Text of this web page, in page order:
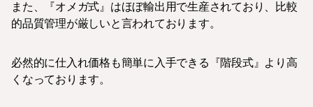
また、『オメガ式』はほぼ輸出用で生産されており、比較
的品質管理が厳しいと言われております。
必然的に仕入れ価格も簡単に入手できる『階段式』より高
くなっております。